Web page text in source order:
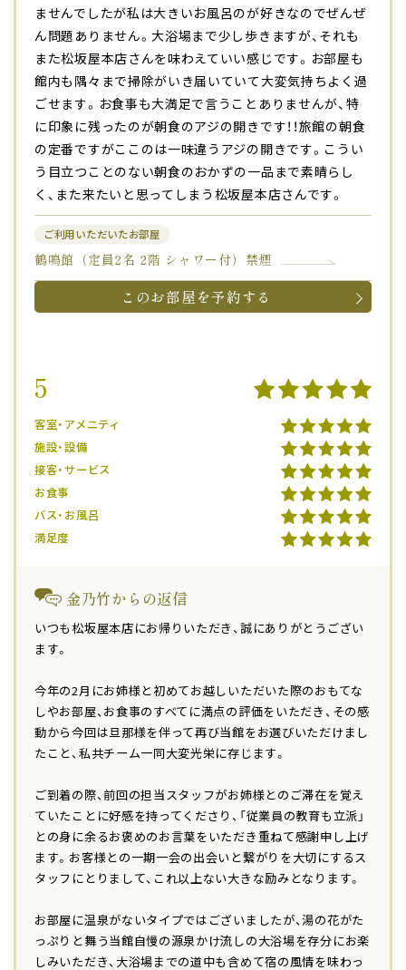
ませんでしたが私は大きいお風呂のが好きなのでぜんぜ
ん問題ありません。大浴場まで少し歩きますが、それも
また松坂屋本店さんを味わえていい感じです。お部屋も
館内も隅々まで掃除がいき届いていて大変気持ちよく過
ごせます。お食事も大満足で言うことありませんが、特
に印象に残ったのが朝食のアジの開きです！！旅館の朝食
の定番ですがここのは一味違うアジの開きです。こうい
う目立つことのない朝食のおかずの一品まで素晴らし
く、また来たいと思ってしまう松坂屋本店さんです。
ご利用いただいたお部屋
鶴鳴館（定員2名 2階 シャワー付）禁煙
このお部屋を予約する
5
客室・アメニティ
施設・設備
接客・サービス
お食事
バス・お風呂
満足度
金乃竹からの返信
いつも松坂屋本店にお帰りいただき、誠にありがとうござい
ます。
今年の2月にお姉様と初めてお越しいただいた際のおもてな
しやお部屋、お食事のすべてに満点の評価をいただき、その感
動から今回は旦那様を伴って再び当館をお選びいただけまし
たこと、私共チーム一同大変光栄に存じます。
ご到着の際、前回の担当スタッフがお姉様とのご滞在を覚え
ていたことに好感を持ってくださり、「従業員の教育も立派」
との身に余るお褒めのお言葉をいただき重ねて感謝申し上げ
ます。お客様との一期一会の出会いと繋がりを大切にするス
タッフにとりまして、これ以上ない大きな励みとなります。
お部屋に温泉がないタイプではございましたが、湯の花がた
っぷりと舞う当館自慢の源泉かけ流しの大浴場を存分にお楽
しみいただき、大浴場までの道中も含めて宿の風情を味わっ